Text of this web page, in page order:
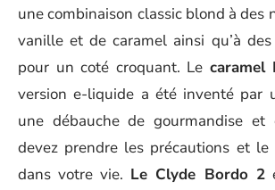
une combinaison classic blond à des
vanille et de caramel ainsi qu’à
pour un coté croquant. Le caramel
version e-liquide a été inventé par
une débauche de gourmandise et
devez prendre les précautions et
dans votre vie. Le Clyde Bordo 2